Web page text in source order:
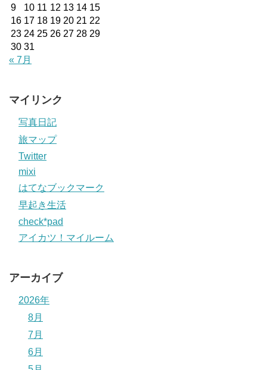
9
10 11 12 13 14 15
16 17 18 19 20 21 22
23 24 25 26 27 28 29
30 31
« 7月
マイリンク
写真日記
旅マップ
Twitter
mixi
はてなブックマーク
早起き生活
check*pad
アイカツ！マイルーム
アーカイブ
2026年
8月
7月
6月